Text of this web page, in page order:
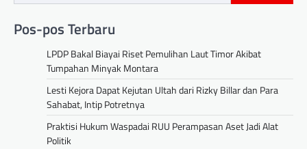
Pos-pos Terbaru
LPDP Bakal Biayai Riset Pemulihan Laut Timor Akibat
Tumpahan Minyak Montara
Lesti Kejora Dapat Kejutan Ultah dari Rizky Billar dan Para
Sahabat, Intip Potretnya
Praktisi Hukum Waspadai RUU Perampasan Aset Jadi Alat
Politik